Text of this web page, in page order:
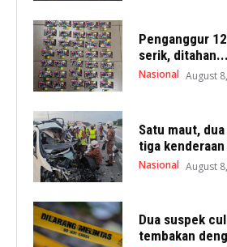
Penganggur
serik, ditahan...
Nasional August
Satu maut,
tiga kenderaan
Nasional August
Dua suspek
tembakan